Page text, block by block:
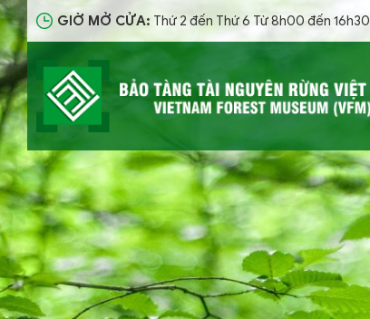
GIỜ MỞ CỬA: Thứ 2 đến Thứ 6 Từ 8h00 đến 16h30